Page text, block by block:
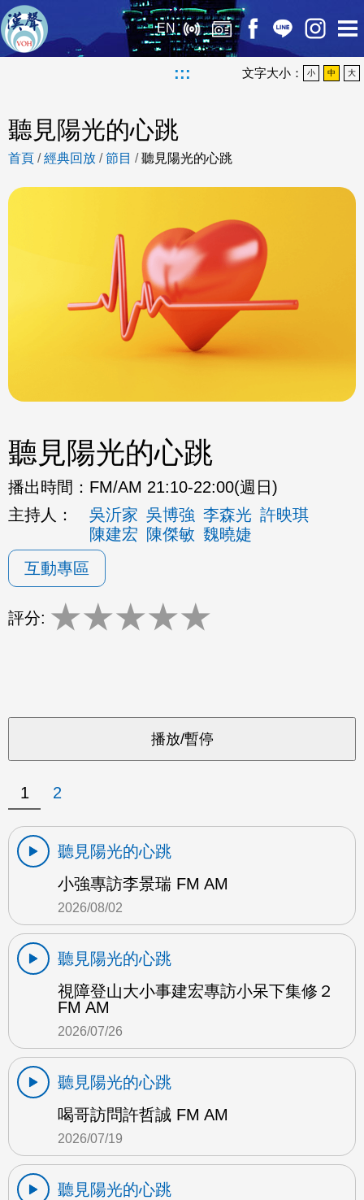
EN
::: 文字大小： 小 中 大
聽見陽光的心跳
首頁 /經典回放 /節目 /聽見陽光的心跳
聽見陽光的心跳
播出時間： FM/AM 21:10-22:00(週日)
主持人：
吳沂家 吳博強 李森光 許映琪
陳建宏 陳傑敏 魏曉婕
互動專區
評分: ★★★★★
1 2
聽見陽光的心跳
小強專訪李景瑞 FM AM
2026/08/02
聽見陽光的心跳
視障登山大小事建宏專訪小呆下集修２
FM AM
2026/07/26
聽見陽光的心跳
喝哥訪問許哲誠 FM AM
2026/07/19
聽見陽光的心跳